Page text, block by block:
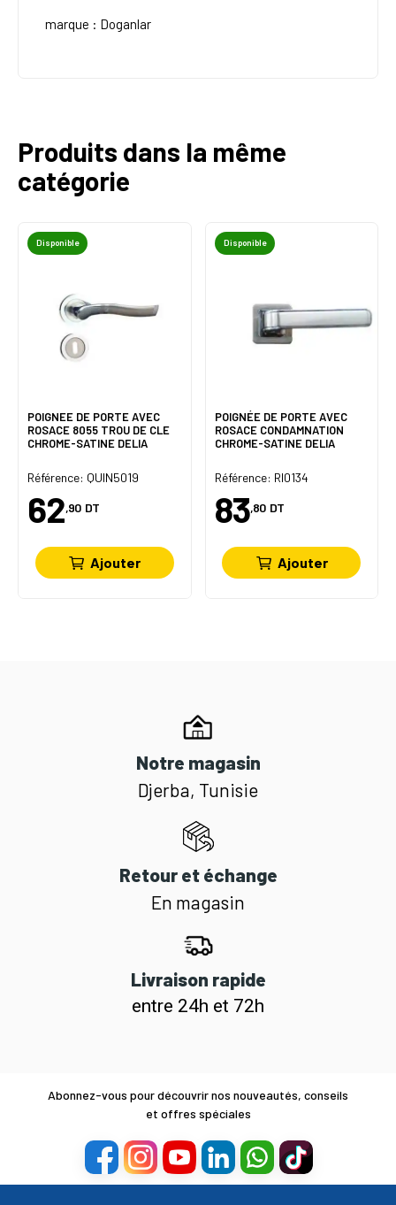
marque : Doganlar
Produits dans la même
catégorie
Disponible
POIGNEE DE PORTE AVEC
ROSACE 8055 TROU DE CLE
CHROME-SATINE DELIA
Référence: QUIN5019
62,90 DT
Ajouter
Disponible
POIGNÉE DE PORTE AVEC
ROSACE CONDAMNATION
CHROME-SATINE DELIA
Référence: RI0134
83,80 DT
Ajouter
Notre magasin
Djerba, Tunisie
Retour et échange
En magasin
Livraison rapide
entre 24h et 72h
Abonnez-vous pour découvrir nos nouveautés, conseils
et offres spéciales